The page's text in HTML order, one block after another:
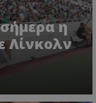
η
Λίνκολν